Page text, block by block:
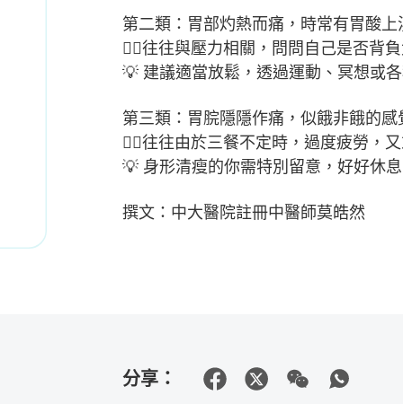
第二類：胃部灼熱而痛，時常有胃酸
👉🏻往往與壓力相關，問問自己是否
💡 建議適當放鬆，透過運動、冥想或
第三類：胃脘隱隱作痛，似餓非餓的
👉🏻往往由於三餐不定時，過度疲勞，
💡 身形清瘦的你需特別留意，好好休
撰文：中大醫院註冊中醫師莫皓然
分享：